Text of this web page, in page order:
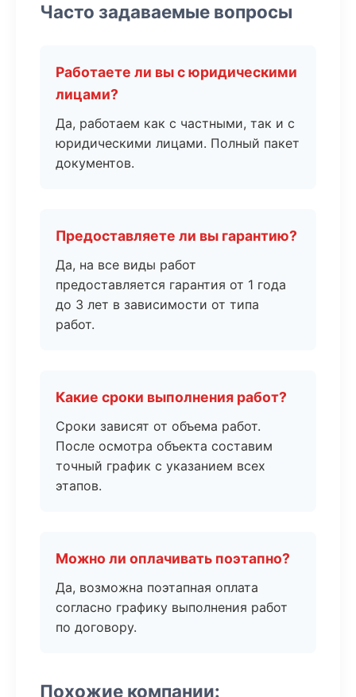
Часто задаваемые вопросы
Работаете ли вы с юридическими
лицами?
Да, работаем как с частными, так и с
юридическими лицами. Полный пакет
документов.
Предоставляете ли вы гарантию?
Да, на все виды работ
предоставляется гарантия от 1 года
до 3 лет в зависимости от типа
работ.
Какие сроки выполнения работ?
Сроки зависят от объема работ.
После осмотра объекта составим
точный график с указанием всех
этапов.
Можно ли оплачивать поэтапно?
Да, возможна поэтапная оплата
согласно графику выполнения работ
по договору.
Похожие компании: